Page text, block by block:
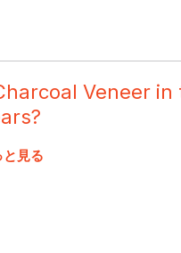
Veneer in
と見る